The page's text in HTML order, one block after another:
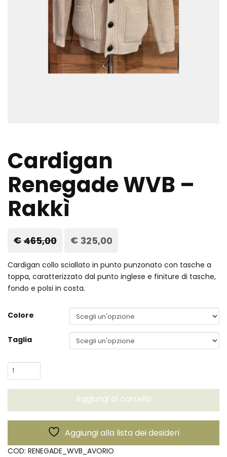
Cardigan
Renegade WVB –
Rakkì
€ 465,00 prezzo
era:
€465,00.
€ 325,00
€325,00.
Cardigan collo sciallato in punto punzonato con tasche a
toppa, caratterizzato dal punto inglese e finiture di tasche,
fondo e polsi in costa.
Colore
Taglia
Cardigan
Renegade
WVB
Rakkì
Aggiungi al carrello
Aggiungi alla lista dei desideri
COD: RENEGADE_WVB_AVORIO